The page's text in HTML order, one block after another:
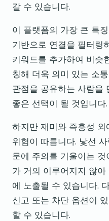
갈 수 있습니다.
이 플랫폼의 가장 큰 특
기반으로 연결을 필터링
키워드를 추가하여 비슷
칭해 더욱 의미 있는 소
관점을 공유하는 사람을
좋은 선택이 될 것입니다.
하지만 재미와 즉흥성
위험이 따릅니다. 낯선
문에 주의를 기울이는
가 거의 이루어지지 않
에 노출될 수 있습니다.
신고 또는 차단 옵션이
할 수 있습니다.